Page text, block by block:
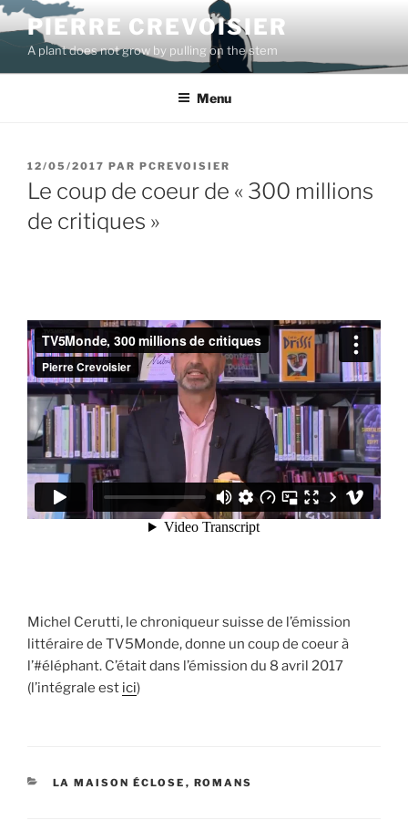
Aller
au
contenu
principal
PIERRE CREVOISIER
A plant does not grow by pulling on the stem
Menu
PUBLIÉ
LE
12/05/2017 PAR PCREVOISIER
Le coup de coeur de « 300 millions
de critiques »
Michel Cerutti, le chroniqueur suisse de l’émission
littéraire de TV5Monde, donne un coup de coeur à
l’#éléphant. C’était dans l’émission du 8 avril 2017
(l’intégrale est ici)
CATÉGORIES
LA MAISON ÉCLOSE , ROMANS